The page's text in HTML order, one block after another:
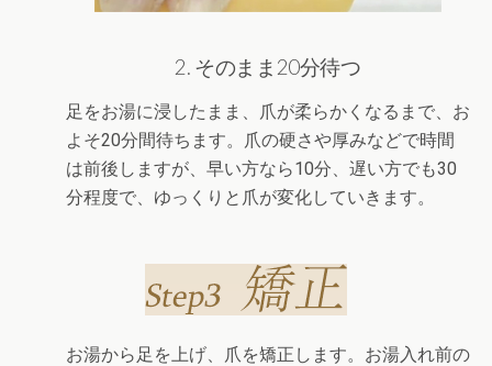
2. そのまま20分待つ
足をお湯に浸したまま、爪が柔らかくなるまで、お
よそ20分間待ちます。爪の硬さや厚みなどで時間
は前後しますが、早い方なら10分、遅い方でも30
分程度で、ゆっくりと爪が変化していきます。
お湯から足を上げ、爪を矯正します。お湯入れ前の